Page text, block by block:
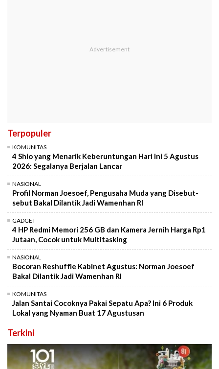
Terpopuler
KOMUNITAS
4 Shio yang Menarik Keberuntungan Hari Ini 5 Agustus
2026: Segalanya Berjalan Lancar
NASIONAL
Profil Norman Joesoef, Pengusaha Muda yang Disebut-
sebut Bakal Dilantik Jadi Wamenhan RI
GADGET
4 HP Redmi Memori 256 GB dan Kamera Jernih Harga Rp1
Jutaan, Cocok untuk Multitasking
NASIONAL
Bocoran Reshuffle Kabinet Agustus: Norman Joesoef
Bakal Dilantik Jadi Wamenhan RI
KOMUNITAS
Jalan Santai Cocoknya Pakai Sepatu Apa? Ini 6 Produk
Lokal yang Nyaman Buat 17 Agustusan
Terkini